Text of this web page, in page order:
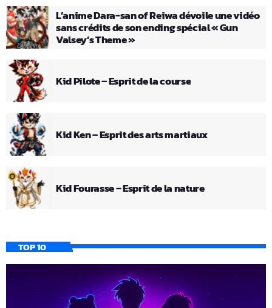
L’anime Dara-san of Reiwa dévoile une vidéo
sans crédits de son ending spécial « Gun
Valsey’s Theme »
Kid Pilote – Esprit de la course
Kid Ken – Esprit des arts martiaux
Kid Fourasse – Esprit de la nature
TOP 10